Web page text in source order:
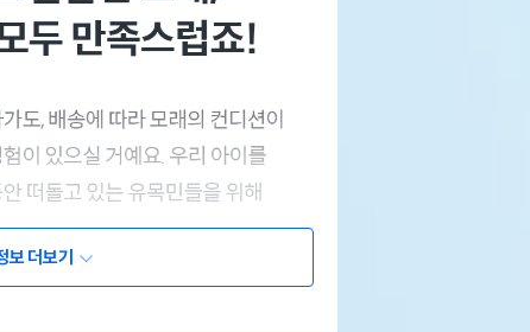
보 더보기